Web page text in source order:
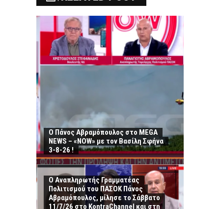
Ο Πάνος Αβραμόπουλος στο MEGA
NEWS – «NOW» με τον Βασίλη Σφήνα
3-8-26 !
Ο Αναπληρωτής Γραμματέας
Πολιτισμού του ΠΑΣΟΚ Πάνος
Αβραμόπουλος, μίλησε το Σάββατο
11/7/26 στο KontraChannel και στη